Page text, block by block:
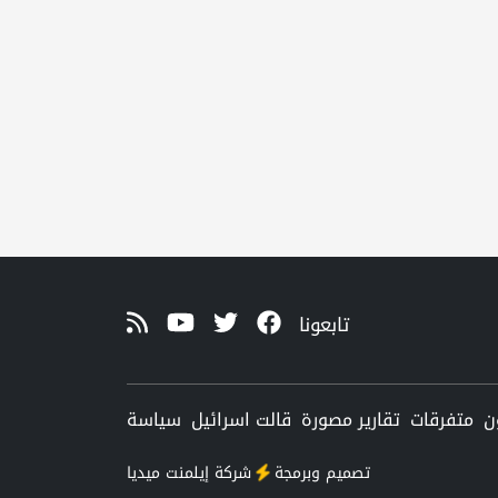
تابعونا
متفرقات تقارير مصورة قالت اسرائيل سياسة
تصميم وبرمجة شركة إيلمنت ميديا